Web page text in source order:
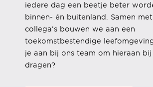
iedere dag een beetje beter
binnen- én buitenland. Samen
collega’s bouwen we aan een
toekomstbestendige
je aan bij ons team om hieraan
dragen?